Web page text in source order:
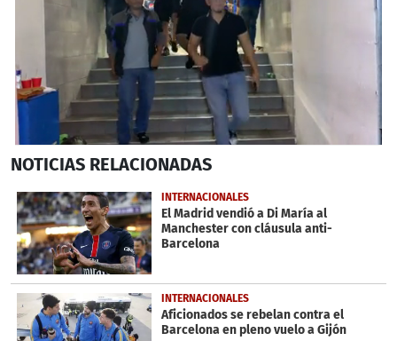
seconds
15
minutes,
30
seconds
NOTICIAS RELACIONADAS
INTERNACIONALES
El Madrid vendió a Di María al
Manchester con cláusula anti-
Barcelona
INTERNACIONALES
Aficionados se rebelan contra el
Barcelona en pleno vuelo a Gijón